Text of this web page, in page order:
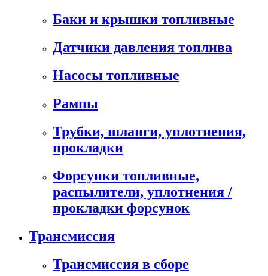
Баки и крышки топливные
Датчики давления топлива
Насосы топливные
Рампы
Трубки, шланги, уплотнения,
прокладки
Форсунки топливные,
распылители, уплотнения /
прокладки форсунок
Трансмиссия
Трансмиссия в сборе